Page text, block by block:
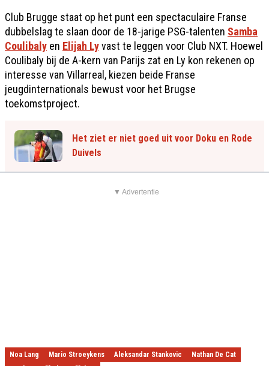
Club Brugge staat op het punt een spectaculaire Franse
dubbelslag te slaan door de 18-jarige PSG-talenten Samba
Coulibaly en Elijah Lyvast te leggen voor Club NXT. Hoewel
Coulibaly bij de A-kern van Parijs zat en Ly kon rekenen op
interesse van Villarreal, kiezen beide Franse
jeugdinternationals bewust voor het Brugse
toekomstproject.
Het ziet er niet goed uit voor Doku en Rode
Duivels
▼ Advertentie
Noa Lang Mario Stroeykens Aleksandar Stankovic
Nathan De Cat